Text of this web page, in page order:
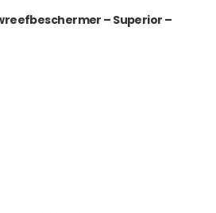
– Superior –